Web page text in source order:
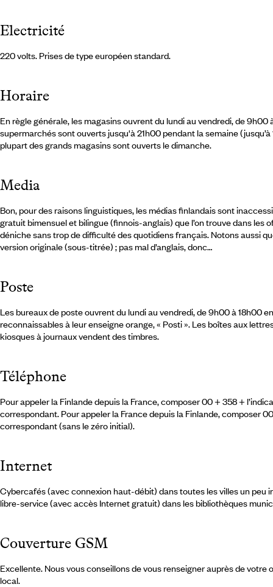
Electricité
220 volts. Prises de type européen standard.
Horaire
En règle générale, les magasins ouvrent du lundi au vendredi, de 9h00
supermarchés sont ouverts jusqu'à 21h00 pendant la semaine
plupart des grands magasins sont ouverts le dimanche.
Media
Bon, pour des raisons linguistiques, les médias finlandais sont
gratuit bimensuel et bilingue (finnois-anglais) que l’on trouve dans les
déniche sans trop de difficulté des quotidiens français. Notons aussi
version originale (sous-titrée) ; pas mal d’anglais, donc…
Poste
Les bureaux de poste ouvrent du lundi au vendredi, de 9h00 à 18h00
reconnaissables à leur enseigne orange, « Posti ». Les boîtes aux
kiosques à journaux vendent des timbres.
Téléphone
Pour appeler la Finlande depuis la France, composer 00 + 358 +
correspondant. Pour appeler la France depuis la Finlande, composer
correspondant (sans le zéro initial).
Internet
Cybercafés (avec connexion haut-débit) dans toutes les villes un peu
libre-service (avec accès Internet gratuit) dans les bibliothèques
Couverture GSM
Excellente. Nous vous conseillons de vous renseigner auprès de votre
local.